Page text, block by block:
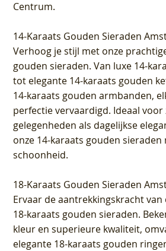
Centrum.
14-Karaats Gouden Sieraden
Verhoog je stijl met onze
gouden sieraden. Van luxe 14-
tot elegante 14-karaats gouden
14-karaats gouden armbanden,
perfectie vervaardigd. Ideaal voor
gelegenheden als dagelijkse
onze 14-karaats gouden
schoonheid.
18-Karaats Gouden Sieraden
Ervaar de aantrekkingskracht
18-karaats gouden sieraden.
kleur en superieure kwaliteit,
elegante 18-karaats gouden